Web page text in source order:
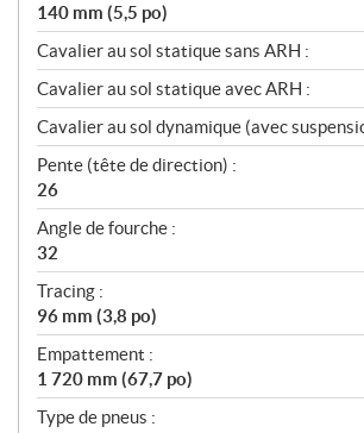
140 mm (5,5 po)
Cavalier au sol statique sans ARH :
Cavalier au sol statique avec ARH :
Cavalier au sol dynamique (avec
Pente (tête de direction) :
26
Angle de fourche :
32
Tracing :
96 mm (3,8 po)
Empattement :
1 720 mm (67,7 po)
Type de pneus :